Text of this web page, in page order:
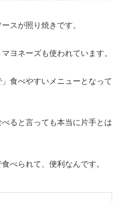
スが照り焼きです。
ヨネーズも使われています。
食べやすいメニューとなって
ると言っても本当に片手とは
べられて、便利なんです。